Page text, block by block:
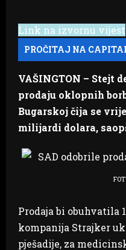
Link na izvornu vijest
VAŠINGTON – Stejt
prodaju oklopnih
Bugarskoj čija se
milijardi dolara,
Prodaja bi obuhvatila
kompanija Strajker
pješadije, za